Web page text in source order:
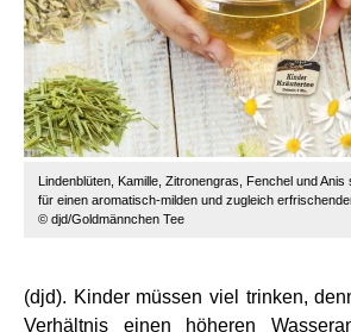
Lindenblüten, Kamille, Zitronengras, Fenchel und
für einen aromatisch-milden und zugleich
© djd/Goldmännchen Tee
(djd). Kinder müssen viel trinken,
Verhältnis einen höheren